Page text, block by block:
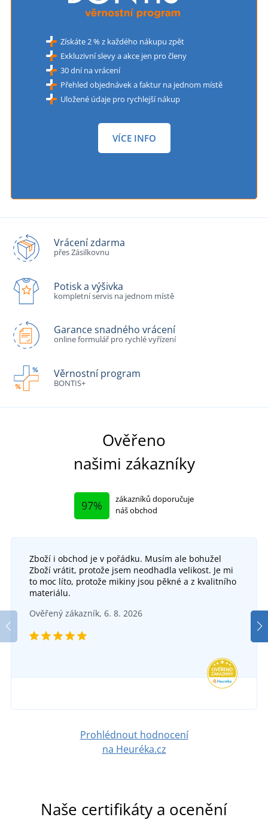
Získáte 2 % z každého nákupu zpět
Exkluzivní slevy a akce jen pro členy
30 dní na vrácení
Přehled objednávek a faktur na jednom místě
Uložené údaje pro rychlejší nákup
VÍCE INFO
Vrácení zdarma
přes Zásilkovnu
Potisk a výšivka
kompletní servis na jednom místě
Garance snadného vrácení
online formulář pro rychlé vyřízení
Věrnostní program
BONTIS+
Ověřeno
našimi zákazníky
97%
zákazníků doporučuje
náš obchod
Zboží i obchod je v pořádku. Musím ale bohužel
Zboží vrátit, protože jsem neodhadla velikost. Je mi
to moc líto, protože mikiny jsou pěkné a z kvalitního
materiálu.
Ověřený zákazník, 6. 8. 2026
Prohlédnout hodnocení
na Heuréka.cz
Naše certifikáty a ocenění